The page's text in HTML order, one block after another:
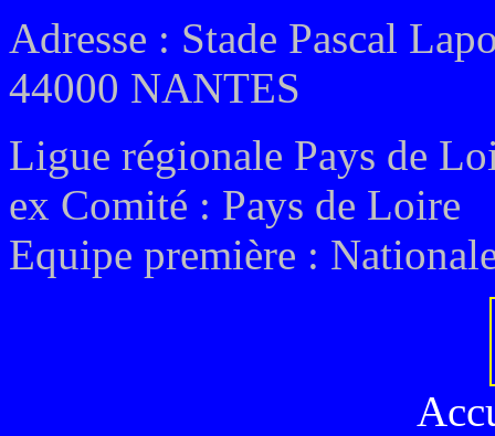
Adresse : Stade Pascal
44000 NANTES
Ligue régionale Pays de
ex Comité : Pays de Loire
Equipe première :